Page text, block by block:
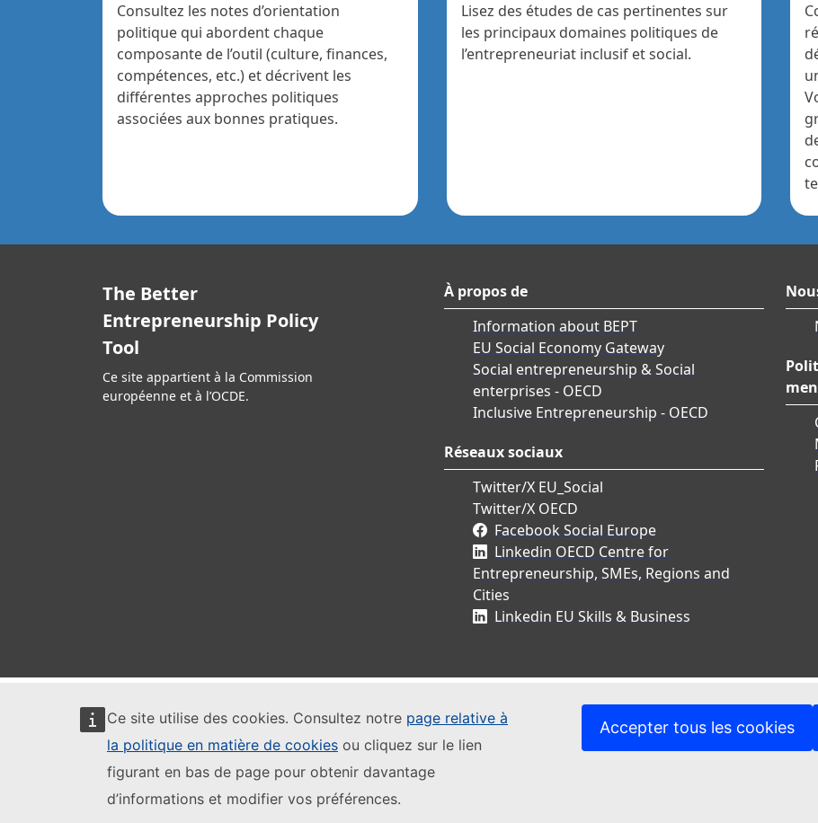
Ce site utilise des cookies. Consultez notre page relative à
la politique en matière de cookies ou cliquez sur le lien
figurant en bas de page pour obtenir davantage
d’informations et modifier vos préférences.
Accepter tous les cookies
Consultez les notes d’orientation
politique qui abordent chaque
composante de l’outil (culture, finances,
compétences, etc.) et décrivent les
différentes approches politiques
associées aux bonnes pratiques.
Lisez des études de cas pertinentes sur
les principaux domaines politiques de
l’entrepreneuriat inclusif et social.
The Better
Entrepreneurship Policy
Tool
Ce site appartient à la Commission
européenne et à l’OCDE.
À propos de
Information about BEPT
EU Social Economy Gateway
Social entrepreneurship & Social
enterprises - OECD
Inclusive Entrepreneurship - OECD
Réseaux sociaux
Twitter/X EU_Social
Twitter/X OECD
Facebook Social Europe
Linkedin OECD Centre for
Entrepreneurship, SMEs, Regions and
Cities
Linkedin EU Skills & Business